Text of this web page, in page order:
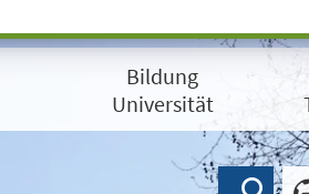
Bildung
Universität